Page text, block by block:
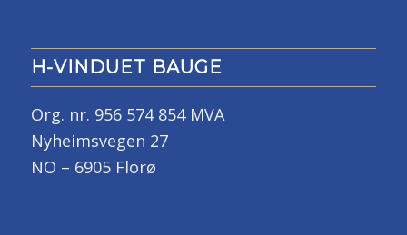
H-VINDUET BAUGE
Org. nr. 956 574 854 MVA
Nyheimsvegen 27
NO – 6905 Florø